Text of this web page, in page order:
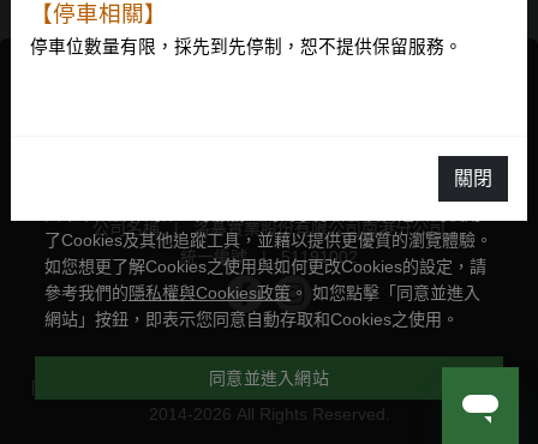
公司名稱
|
洛碁實業股份有限公司南港分公司
統一編號
| 51191002
隱私權聲明與 Cookie 政策 | Powered by
2014-2026 All Rights Reserved.
【停車相關】
停車位數量有限，採先到先停制，恕不提供保留服務。
關閉
公司將因系統設計的一般性緣故自動存取您所提供的個人資
了Cookies及其他追蹤工具，並藉以提供更優質的瀏覽體驗。
如您想更了解Cookies之使用與如何更改Cookies的設定，請
參考我們的隱私權與Cookies政策 。 如您點擊「同意並進入
網站」按鈕，即表示您同意自動存取和Cookies之使用。
同意並進入網站